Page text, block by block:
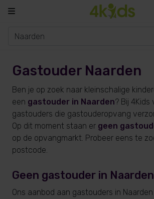
Gastouder Naarden
Ben je op zoek naar kleinschalige
een gastouder in Naarden? Bij 4Kids
gastouders die gastouderopvang
Op dit moment staan er geen
op de opvangmarkt. Probeer eens te
postcode.
Geen gastouder in
Ons aanbod aan gastouders in